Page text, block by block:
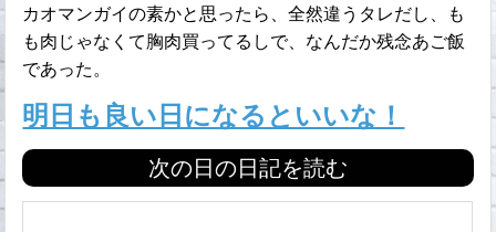
カオマンガイの素かと思ったら、全然違うタレだし、も
も肉じゃなくて胸肉買ってるしで、なんだか残念あご飯
であった。
明日も良い日になるといいな！
次の日の日記を読む